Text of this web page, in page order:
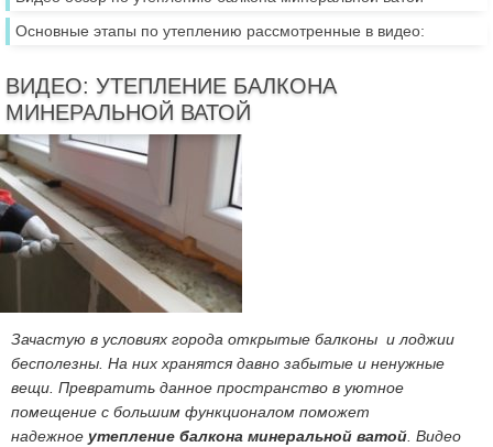
Основные этапы по утеплению рассмотренные в видео:
ВИДЕО: УТЕПЛЕНИЕ БАЛКОНА
МИНЕРАЛЬНОЙ ВАТОЙ
Зачастую в условиях города открытые балконы и лоджии
бесполезны. На них хранятся давно забытые и ненужные
вещи. Превратить данное пространство в уютное
помещение с большим функционалом поможет
надежное утепление балкона минеральной ватой . Видео